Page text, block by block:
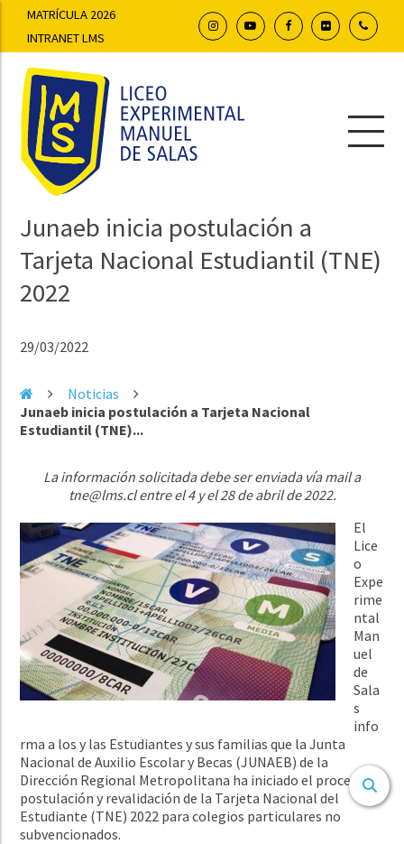
MATRÍCULA 2026
INTRANET LMS
Junaeb inicia postulación a
Tarjeta Nacional Estudiantil (TNE)
2022
29/03/2022
Noticias
Junaeb inicia postulación a Tarjeta Nacional
Estudiantil (TNE)...
La información solicitada debe ser enviada vía mail a
tne@lms.clentre el 4 y el 28 de abril de 2022.
El
Lice
o
Expe
rime
ntal
Man
uel
de
Sala
s
info
rma a los y las Estudiantes y sus familias que la Junta
Nacional de Auxilio Escolar y Becas (JUNAEB) de la
Dirección Regional Metropolitana ha iniciado el proceso de
postulación y revalidación de la Tarjeta Nacional del
Estudiante (TNE) 2022 para colegios particulares no
subvencionados.